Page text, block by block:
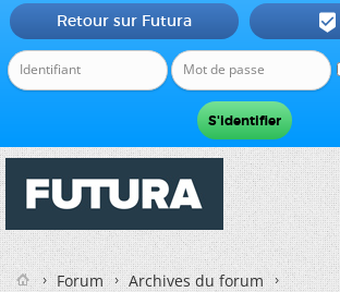
Retour sur Futura 
Forum
Archives du forum